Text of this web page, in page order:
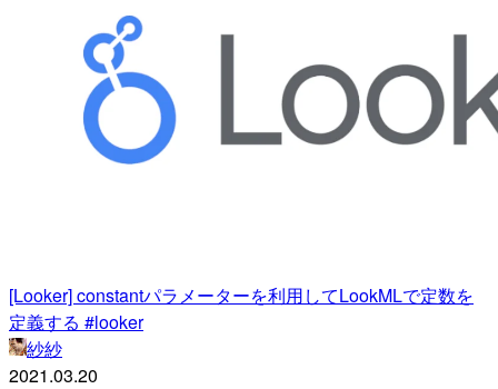
[Looker] constantパラメーターを利用してLookMLで定数を
定義する #looker
紗紗
2021.03.20